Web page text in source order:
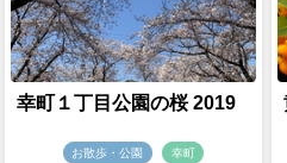
幸町１丁目公園の桜 2019
お散歩・公園 幸町